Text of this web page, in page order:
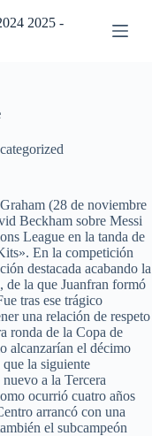
2025 -
(28 de noviembre
Beckham sobre Messi
League en la tanda de
En la competición
destacada acabando la
de la que Juanfran formó
tras ese trágico
una relación de respeto
ronda de la Copa de
alcanzarían el décimo
la siguiente
a la Tercera
ocurrió cuatro años
arrancó con una
el subcampeón